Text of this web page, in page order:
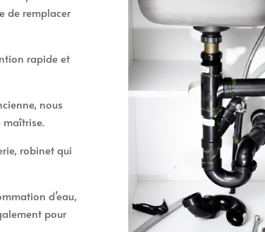
de remplacer
rapide et
nous
maîtrise.
robinet qui
d’eau,
pour